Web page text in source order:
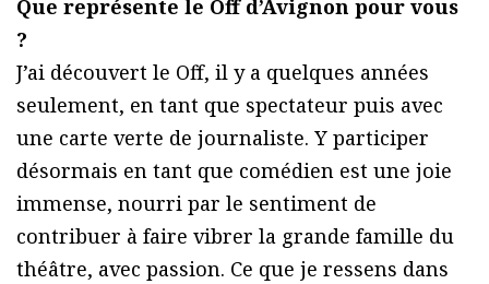
Que représente le Off d’Avignon pour vous
?
J’ai découvert le Off, il y a quelques années
seulement, en tant que spectateur puis avec
une carte verte de journaliste. Y participer
désormais en tant que comédien est une joie
immense, nourri par le sentiment de
contribuer à faire vibrer la grande famille du
théâtre, avec passion. Ce que je ressens dans